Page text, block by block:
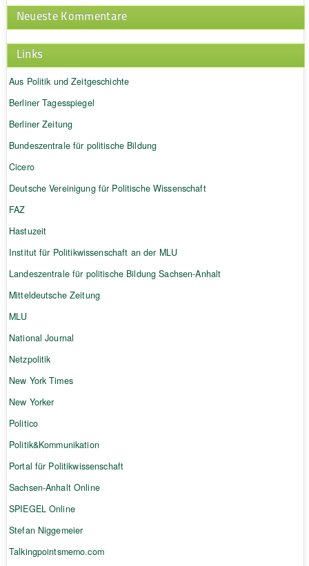
Neueste Kommentare
Links
Aus Politik und Zeitgeschichte
Berliner Tagesspiegel
Berliner Zeitung
Bundeszentrale für politische Bildung
Cicero
Deutsche Vereinigung für Politische Wissenschaft
FAZ
Hastuzeit
Institut für Politikwissenschaft an der MLU
Landeszentrale für politische Bildung Sachsen-Anhalt
Mitteldeutsche Zeitung
MLU
National Journal
Netzpolitik
New York Times
New Yorker
Politico
Politik&Kommunikation
Portal für Politikwissenschaft
Sachsen-Anhalt Online
SPIEGEL Online
Stefan Niggemeier
Talkingpointsmemo.com